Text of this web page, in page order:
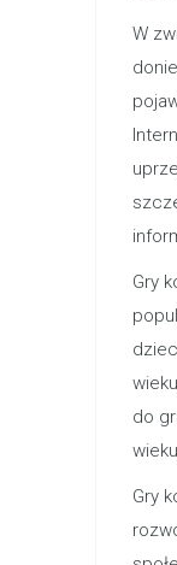
W
Gry
do
Gry